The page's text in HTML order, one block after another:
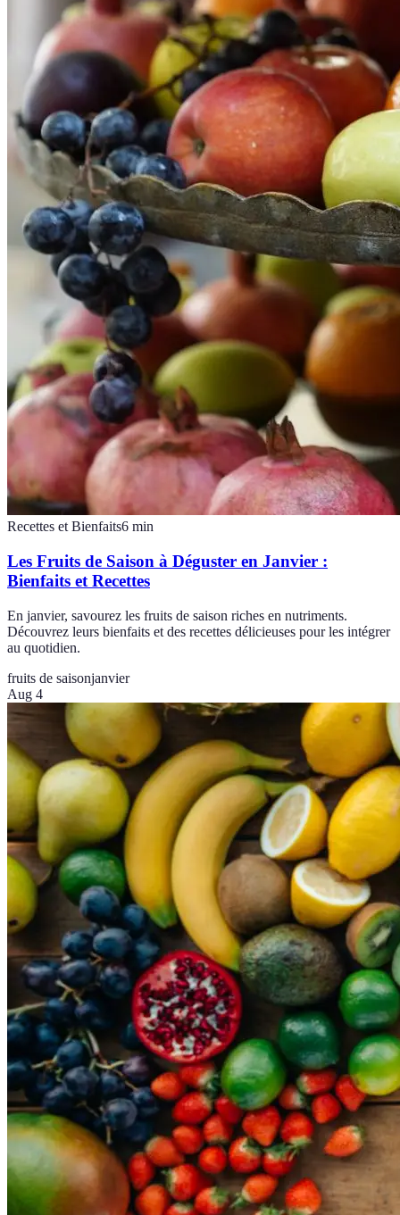
Recettes et Bienfaits6 min
Les Fruits de Saison à Déguster en Janvier :
Bienfaits et Recettes
En janvier, savourez les fruits de saison riches en nutriments.
Découvrez leurs bienfaits et des recettes délicieuses pour les intégrer
au quotidien.
fruits de saisonjanvier
Aug 4